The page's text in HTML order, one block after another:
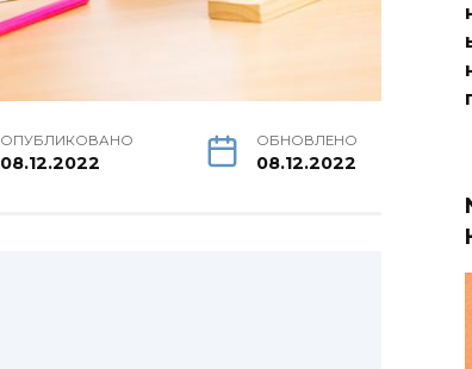
ОПУБЛИКОВАНО
08.12.2022
ОБНОВЛЕНО
08.12.2022